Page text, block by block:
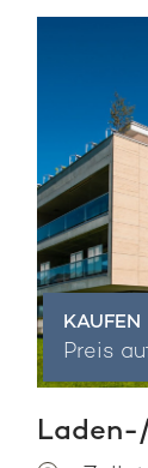
KAUFEN
Preis